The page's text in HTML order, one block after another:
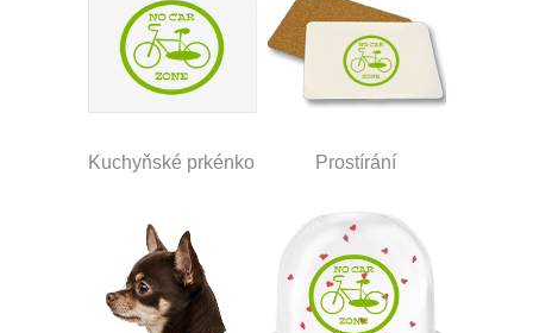
Kuchyňské prkénko Prostírání